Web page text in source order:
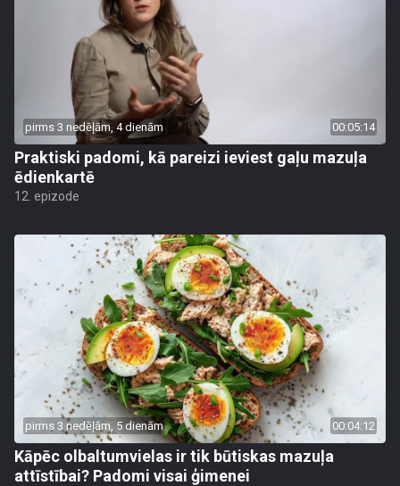
pirms 3 nedēļām, 4 dienām 00:05:14
Praktiski padomi, kā pareizi ieviest gaļu mazuļa
ēdienkartē
12. epizode
pirms 3 nedēļām, 5 dienām 00:04:12
Kāpēc olbaltumvielas ir tik būtiskas mazuļa
attīstībai? Padomi visai ģimenei